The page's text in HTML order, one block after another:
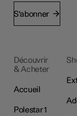
S'abonner
Découvrir
& Acheter
Accueil
Polestar 1